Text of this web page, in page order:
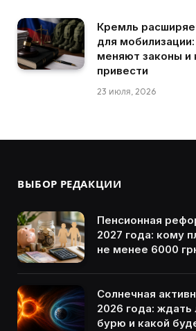
Кремль
для
меняют законы и
привести
23 июля, 2026
ВЫБОР РЕДАКЦИИ
Пенсионная
2027 года: кому
не менее 6000
Солнечная
2026 года: ждать
бурю и какой